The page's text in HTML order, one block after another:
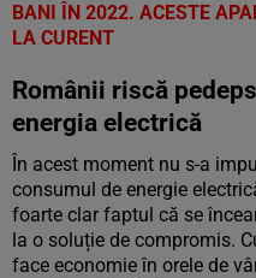
BANI ÎN 2022. ACESTE
LA CURENT
Românii riscă
energia electrică
În acest moment nu s-a
consumul de energie
foarte clar faptul că se
la o soluție de compromis.
face economie în orele de